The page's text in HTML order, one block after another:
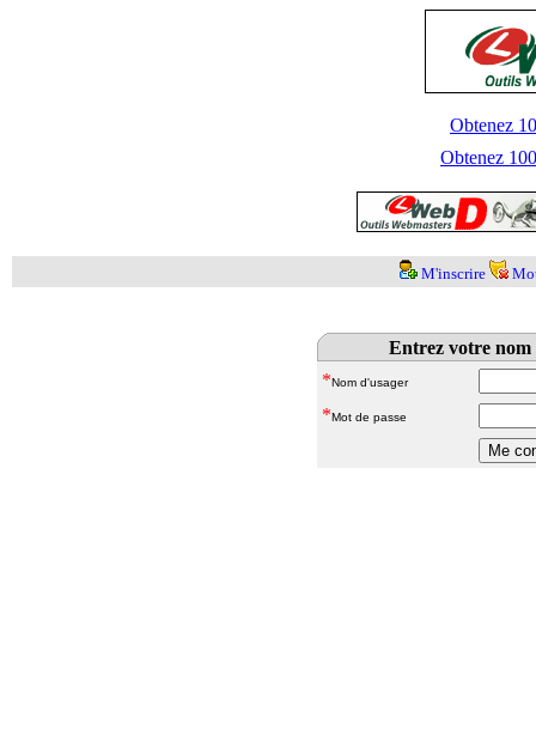
Obtenez
Obtenez
M'inscrire
Entrez votre nom
*Nom d'usager
*Mot de passe